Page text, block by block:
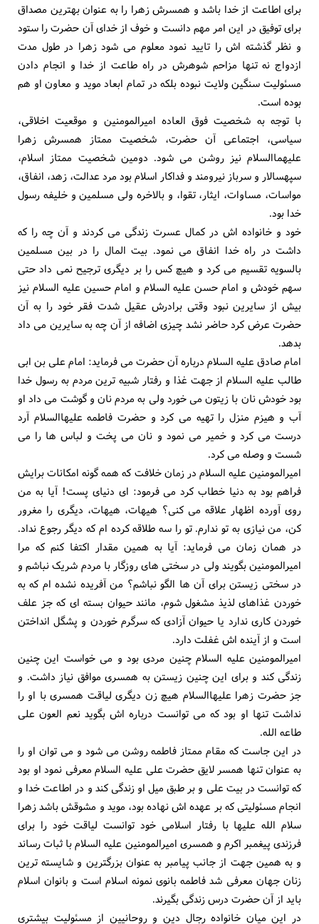
برای اطاعت از خدا باشد و همسرش زهرا را به عنوان بهترین مصداق
برای توفیق در این امر مهم دانست و خوف از خدای آن حضرت را ستود
و نظر گذشته اش را تایید نمود معلوم می شود زهرا در طول مدت
ازدواج نه تنها مزاحم شوهرش در راه طاعت از خدا و انجام دادن
مسئولیت سنگین ولایت نبوده بلکه در تمام ابعاد موید و معاون او هم
بوده است.
با توجه به شخصیت فوق العاده امیرالمومنین و موقعیت اخلاقی،
سیاسی، اجتماعی آن حضرت، شخصیت ممتاز همسرش زهرا
علیهماالسلام نیز روشن می شود. دومین شخصیت ممتاز اسلام،
سپهسالار و سرباز نیرومند و فداکار اسلام بود مرد عدالت، زهد، انفاق،
مواسات، مساوات، ایثار، تقوا، و بالاخره ولی مسلمین و خلیفه رسول
خدا بود.
خود و خانواده اش در کمال عسرت زندگی می کردند و آن چه را که
داشت در راه خدا انفاق می نمود. بیت المال را در بین مسلمین
بالسویه تقسیم می کرد و هیچ کس را بر دیگری ترجیح نمی داد حتی
سهم خودش و امام حسن علیه السلام و امام حسین علیه السلام نیز
بیش از سایرین نبود وقتی برادرش عقیل شدت فقر خود را به آن
حضرت عرض کرد حاضر نشد چیزی اضافه از آن چه به سایرین می داد
بدهد.
امام صادق علیه السلام درباره آن حضرت می فرماید: امام علی بن ابی
طالب علیه السلام از جهت غذا و رفتار شبیه ترین مردم به رسول خدا
بود خودش نان با زیتون می خورد ولی به مردم نان و گوشت می داد او
آب و هیزم منزل را تهیه می کرد و حضرت فاطمه علیهاالسلام آرد
درست می کرد و خمیر می نمود و نان می پخت و لباس ها را می
شست و وصله می کرد.
امیرالمومنین علیه السلام در زمان خلافت که همه گونه امکانات برایش
فراهم بود به دنیا خطاب کرد می فرمود: ای دنیای پست! آیا به من
روی آورده اظهار علاقه می کنی؟ هیهات، هیهات، دیگری را مغرور
کن، من نیازی به تو ندارم. تو را سه طلاقه کرده ام که دیگر رجوع نداد.
در همان زمان می فرماید: آیا به همین مقدار اکتفا کنم که مرا
امیرالمومنین بگویند ولی در سختی های روزگار با مردم شریک نباشم و
در سختی زیستن برای آن ها الگو نباشم؟ من آفریده نشده ام که به
خوردن غذاهای لذیذ مشغول شوم، مانند حیوان بسته ای که جز علف
خوردن کاری ندارد یا حیوان آزادی که سرگرم خوردن و پشگل انداختن
است و از آینده اش غفلت دارد.
امیرالمومنین علیه السلام چنین مردی بود و می خواست این چنین
زندگی کند و برای این چنین زیستن به همسری موافق نیاز داشت. و
جز حضرت زهرا علیهاالسلام هیچ زن دیگری لیاقت همسری با او را
نداشت تنها او بود که می توانست درباره اش بگوید نعم العون علی
طاعه الله.
در این جاست که مقام ممتاز فاطمه روشن می شود و می توان او را
به عنوان تنها همسر لایق حضرت علی علیه السلام معرفی نمود او بود
که توانست در بیت علی و بر طبق میل او زندگی کند و در اطاعت خدا و
انجام مسئولیتی که بر عهده اش نهاده بود، موید و مشوقش باشد زهرا
سلام الله علیها با رفتار اسلامی خود توانست لیاقت خود را برای
فرزندی پیغمبر اکرم و همسری امیرالمومنین علیه السلام با ثبات رساند
و به همین جهت از جانب پیامبر به عنوان بزرگترین و شایسته ترین
زنان جهان معرفی شد فاطمه بانوی نمونه اسلام است و بانوان اسلام
باید از آن حضرت درس زندگی بگیرند.
در این میان خانواده رجال دین و روحانیین از مسئولیت بیشتری